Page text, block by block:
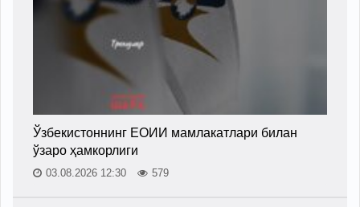
Ўзбекистоннинг ЕОИИ мамлакатлари билан
ўзаро ҳамкорлиги
03.08.2026 12:30 579